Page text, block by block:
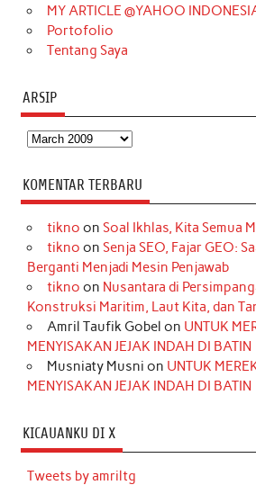
MY ARTICLE @YAHOO
Portofolio
Tentang Saya
ARSIP
Arsip
KOMENTAR TERBARU
tikno on Soal Ikhlas, Kita Semua
tikno on Senja SEO, Fajar GEO:
Berganti Menjadi Mesin Penjawab
tikno on Nusantara di
Konstruksi Maritim, Laut Kita, dan
Amril Taufik Gobel on UNTUK
MENYISAKAN JEJAK INDAH DI BATIN
Musniaty Musni on UNTUK
MENYISAKAN JEJAK INDAH DI BATIN
KICAUANKU DI X
Tweets by amriltg